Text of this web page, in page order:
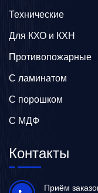
Технические
Для КХО и КХН
Противопожарные
С ламинатом
С порошком
С МДФ
Контакты
Приём